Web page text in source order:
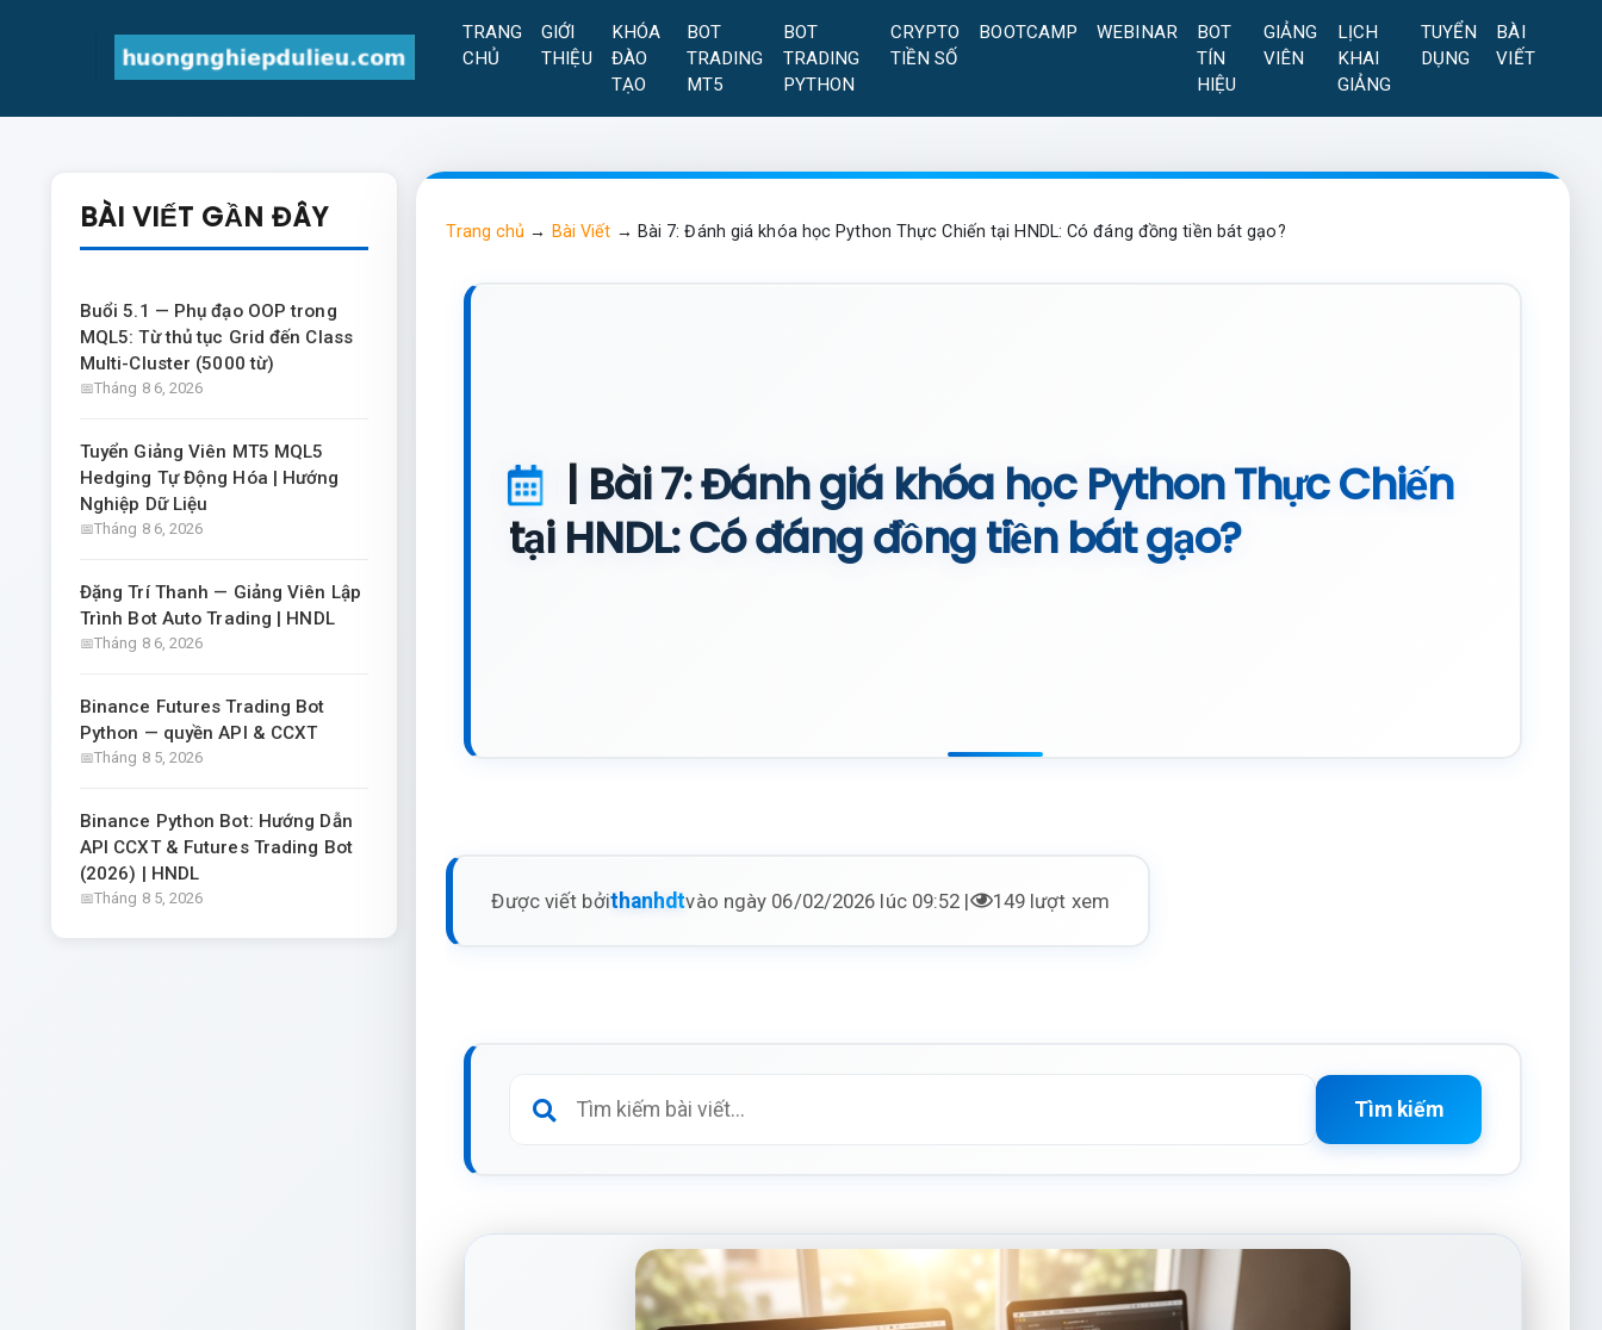
TRANG
CHỦ
GIỚI
THIỆU
KHÓA
ĐÀO
TẠO
BOT
TRADING
MT5
BOT
TRADING
PYTHON
CRYPTO
TIỀN SỐ
BOOTCAMP WEBINAR
BOT
TÍN
HIỆU
GIẢNG
VIÊN
LỊCH
KHAI
GIẢNG
TUYỂN
DỤNG
BÀI
VIẾT
BÀI VIẾT GẦN ĐÂY
Buổi 5.1 — Phụ đạo OOP trong
MQL5: Từ thủ tục Grid đến Class
Multi-Cluster (5000 từ)
Tháng 8 6, 2026
Tuyển Giảng Viên MT5 MQL5
Hedging Tự Động Hóa | Hướng
Nghiệp Dữ Liệu
Tháng 8 6, 2026
Đặng Trí Thanh — Giảng Viên Lập
Trình Bot Auto Trading | HNDL
Tháng 8 6, 2026
Binance Futures Trading Bot
Python — quyền API & CCXT
Tháng 8 5, 2026
Binance Python Bot: Hướng Dẫn
API CCXT & Futures Trading Bot
(2026) | HNDL
Tháng 8 5, 2026
Trang chủ → Bài Viết → Bài 7: Đánh giá khóa học Python Thực Chiến tại HNDL: Có đáng đồng tiền bát gạo?
| Bài 7: Đánh giá khóa học Python Thực Chiến
tại HNDL: Có đáng đồng tiền bát gạo?
Được viết bởithanhdtvào ngày 06/02/2026 lúc 09:52 | 149 lượt xem
Tìm kiếm